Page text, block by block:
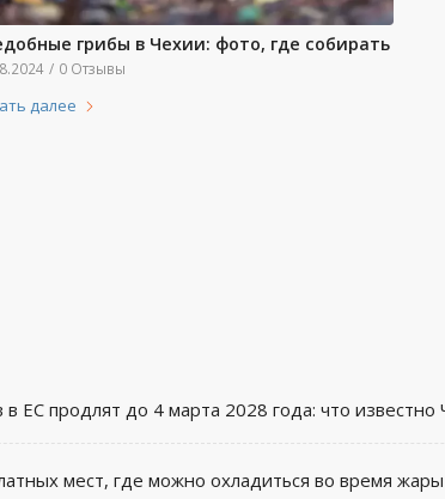
грибы в Чехии: фото, где собирать
/ 0 Отзывы
далее
ЕС продлят до 4 марта 2028 года: что известно
мест, где можно охладиться во время жары